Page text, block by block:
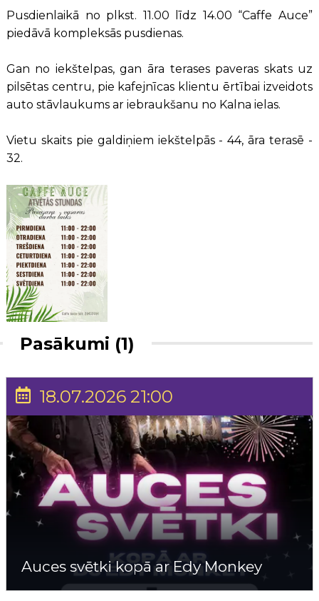
Pusdienlaikā no plkst. 11.00 līdz 14.00 “Caffe Auce”
piedāvā kompleksās pusdienas.
Gan no iekštelpas, gan āra terases paveras skats uz
pilsētas centru, pie kafejnīcas klientu ērtībai izveidots
auto stāvlaukums ar iebraukšanu no Kalna ielas.
Vietu skaits pie galdiņiem iekštelpās - 44, āra terasē -
32.
Pasākumi (1)
18.07.2026 21:00
Auces svētki kopā ar Edy Monkey